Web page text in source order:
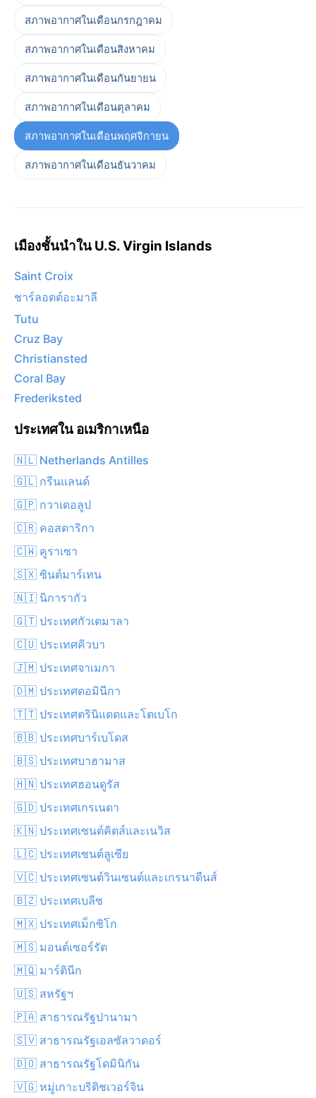
สภาพอากาศในเดือนกรกฎาคม
สภาพอากาศในเดือนสิงหาคม
สภาพอากาศในเดือนกันยายน
สภาพอากาศในเดือนตุลาคม
สภาพอากาศในเดือนพฤศจิกายน
สภาพอากาศในเดือนธันวาคม
เมืองชั้นนำใน U.S. Virgin Islands
Saint Croix
ชาร์ลอตต์อะมาลี
Tutu
Cruz Bay
Christiansted
Coral Bay
Frederiksted
ประเทศใน อเมริกาเหนือ
🇳🇱 Netherlands Antilles
🇬🇱 กรีนแลนด์
🇬🇵 กวาเดอลูป
🇨🇷 คอสตาริกา
🇨🇼 คูราเซา
🇸🇽 ซินต์มาร์เทน
🇳🇮 นิการากัว
🇬🇹 ประเทศกัวเตมาลา
🇨🇺 ประเทศคิวบา
🇯🇲 ประเทศจาเมกา
🇩🇲 ประเทศดอมินีกา
🇹🇹 ประเทศตรินิแดดและโตเบโก
🇧🇧 ประเทศบาร์เบโดส
🇧🇸 ประเทศบาฮามาส
🇭🇳 ประเทศฮอนดูรัส
🇬🇩 ประเทศเกรเนดา
🇰🇳 ประเทศเซนต์คิตส์และเนวิส
🇱🇨 ประเทศเซนต์ลูเซีย
🇻🇨 ประเทศเซนต์วินเซนต์และเกรนาดีนส์
🇧🇿 ประเทศเบลีซ
🇲🇽 ประเทศเม็กซิโก
🇲🇸 มอนต์เซอร์รัต
🇲🇶 มาร์ตินีก
🇺🇸 สหรัฐฯ
🇵🇦 สาธารณรัฐปานามา
🇸🇻 สาธารณรัฐเอลซัลวาดอร์
🇩🇴 สาธารณรัฐโดมินิกัน
🇻🇬 หมู่เกาะบริติชเวอร์จิน